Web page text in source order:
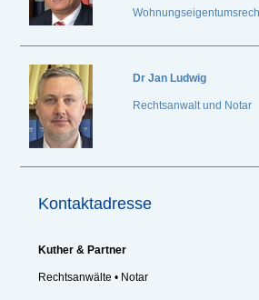
Dr Jan Ludwig
Rechtsanwalt und Notar
Kontaktadresse
Kuther & Partner
Rechtsanwälte • Notar